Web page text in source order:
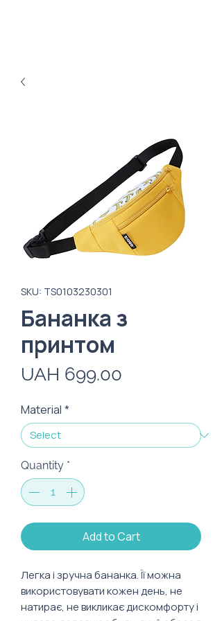
SKU: TS0103230301
Бананка з
принтом
UAH 699.00
Material *
Quantity *
Add to Cart
Легка і зручна бананка. Її можна
використовувати кожен день, не
натирає, не викликає дискомфорту і